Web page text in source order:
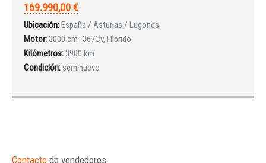
169.990,00 €
Ubicación:España / Asturias / Lugones
Motor: 3000 cm³ 367Cv, Híbrido
Kilómetros: 3900 km
Condición: seminuevo
Contacto de vendedores